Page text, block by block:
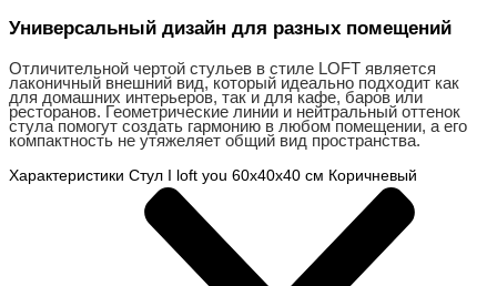
Универсальный дизайн для разных помещений
Отличительной чертой стульев в стиле LOFT является
лаконичный внешний вид, который идеально подходит как
для домашних интерьеров, так и для кафе, баров или
ресторанов. Геометрические линии и нейтральный оттенок
стула помогут создать гармонию в любом помещении, а его
компактность не утяжеляет общий вид пространства.
Характеристики Стул I loft you 60х40х40 см Коричневый